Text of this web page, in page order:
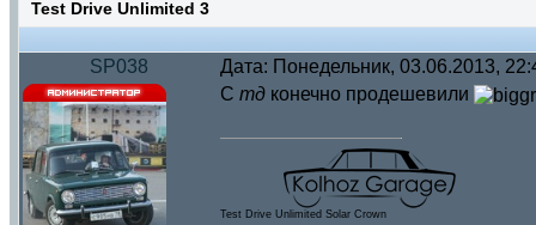
Test Drive Unlimited 3
SP038 Дата: Понедельник, 03.06.2013,
С тд конечно продешевили
Test Drive Unlimited Solar Crown